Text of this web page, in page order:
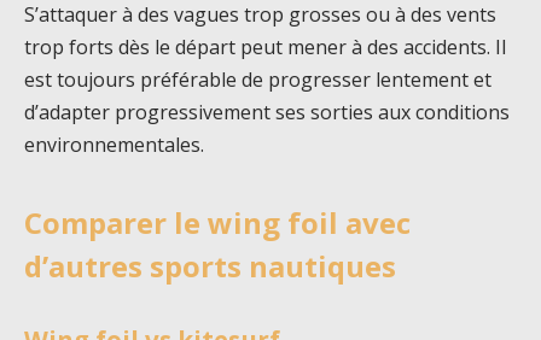
S’attaquer à des vagues trop grosses ou à des vents
trop forts dès le départ peut mener à des accidents. Il
est toujours préférable de progresser lentement et
d’adapter progressivement ses sorties aux conditions
environnementales.
Comparer le wing foil avec
d’autres sports nautiques